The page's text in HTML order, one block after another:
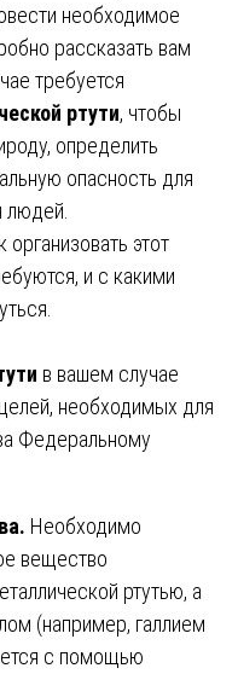
необходимое
рассказать вам
требуется
ртути, чтобы
определить
опасность для
этот
и с какими
в вашем случае
необходимых для
Федеральному
Необходимо
вещество
ртутью, а
(например, галлием
с помощью